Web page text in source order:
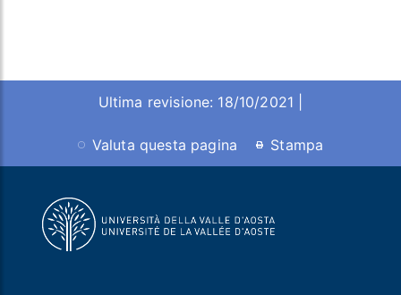
Ultima revisione: 18/10/2021 |
Valuta questa pagina Stampa